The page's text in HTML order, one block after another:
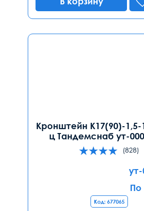
Кронштейн К17(90)-1,5-
ц Тандемснаб ут-
(828)
ут-
По
Код: 677065